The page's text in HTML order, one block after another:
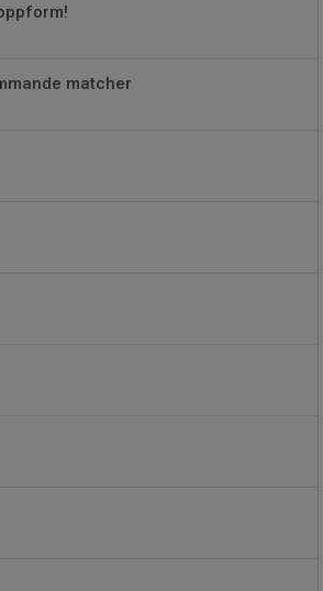
matcher